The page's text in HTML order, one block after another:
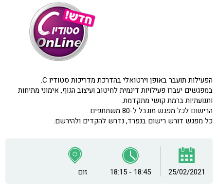
הפעילות תועבר באופן וירטואלי בהדרכת מדריכות סטודיו C.
במפגשים יעברו פעילויות דינמית לחיטוב ועיצוב הגוף, אימוני מתיחות
ותנועתיות ברמת קושי מתקדמת.
הרישום לכל מפגש מוגבל ל-80 משתתפים.
כל מפגש דורש רישום בנפרד, נדרש להקדים ולהירשם.
25/02/2021
18:15 - 18:45 זום